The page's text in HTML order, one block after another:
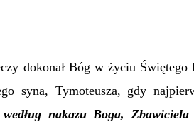
dokonał Bóg w życiu Świętego
syna, Tymoteusza, gdy
według nakazu Boga,